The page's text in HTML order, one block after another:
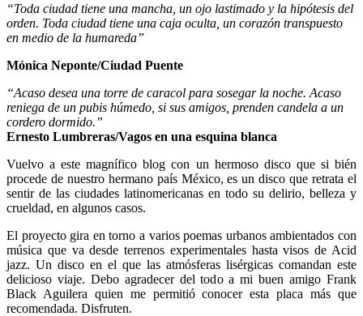
“Toda ciudad tiene una mancha, un ojo lastimado y la hipótesis del
orden. Toda ciudad tiene una caja oculta, un corazón transpuesto
en medio de la humareda”
Mónica Neponte/Ciudad Puente
“Acaso desea una torre de caracol para sosegar la noche. Acaso
reniega de un pubis húmedo, si sus amigos, prenden candela a un
cordero dormido.”
Ernesto Lumbreras/Vagos en una esquina blanca
Vuelvo a este magnífico blog con un hermoso disco que si bién
procede de nuestro hermano país México, es un disco que retrata el
sentir de las ciudades latinomericanas en todo su delirio, belleza y
crueldad, en algunos casos.
El proyecto gira en torno a varios poemas urbanos ambientados con
música que va desde terrenos experimentales hasta visos de Acid
jazz. Un disco en el que las atmósferas lisérgicas comandan este
delicioso viaje. Debo agradecer del todo a mi buen amigo Frank
Black Aguilera quien me permitió conocer esta placa más que
recomendada. Disfruten.